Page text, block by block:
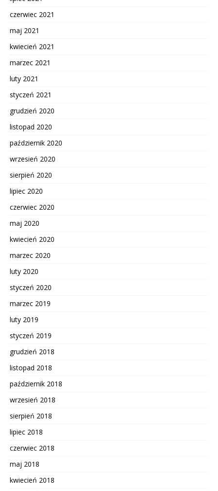
czerwiec 2021
maj 2021
kwiecień 2021
marzec 2021
luty 2021
styczeń 2021
grudzień 2020
listopad 2020
październik 2020
wrzesień 2020
sierpień 2020
lipiec 2020
czerwiec 2020
maj 2020
kwiecień 2020
marzec 2020
luty 2020
styczeń 2020
marzec 2019
luty 2019
styczeń 2019
grudzień 2018
listopad 2018
październik 2018
wrzesień 2018
sierpień 2018
lipiec 2018
czerwiec 2018
maj 2018
kwiecień 2018